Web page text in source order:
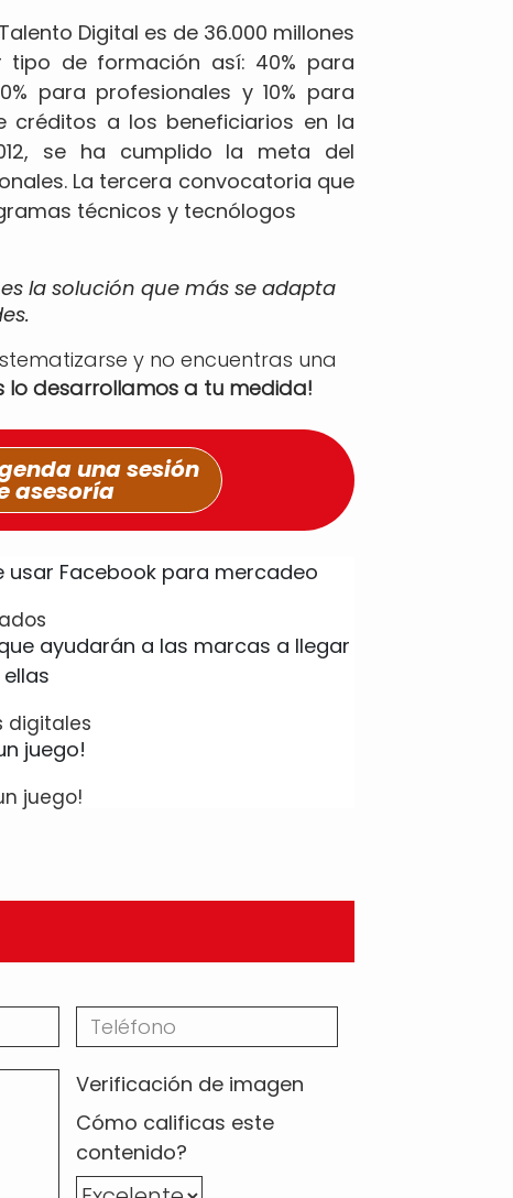
Digital es de 36.000 millones
de formación así: 40% para
para profesionales y 10% para
créditos a los beneficiarios en la
se ha cumplido la meta del
La tercera convocatoria que
técnicos y tecnólogos
la solución que más se adapta
y no encuentras una
lo desarrollamos a tu medida!
una sesión
asesoría
digitales
juego!
Verificación de imagen
Cómo calificas este
contenido?